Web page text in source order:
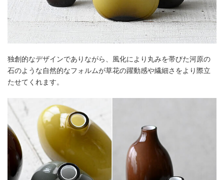
独創的なデザインでありながら、風化により丸みを帯びた河原の
石のような自然的なフォルムが草花の躍動感や繊細さをより際立
たせてくれます。